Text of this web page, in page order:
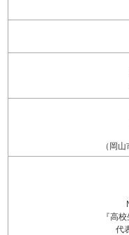
（岡
『高
代